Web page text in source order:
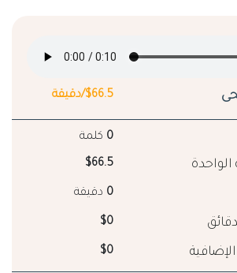
$66.5/دقيقة
0 كلمة
$66.5
0 دقيقة
$0
$0